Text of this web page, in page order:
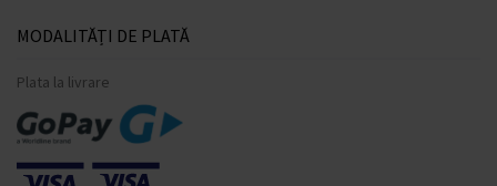
MODALITĂȚI DE PLATĂ
Plata la livrare